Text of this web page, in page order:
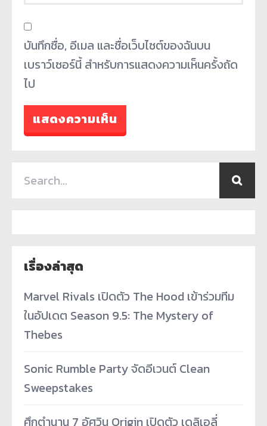
บันทึกชื่อ, อีเมล และชื่อเว็บไซต์ของฉันบน
เบราว์เซอร์นี้ สำหรับการแสดงความเห็นครั้งถัด
ไป
เรื่องล่าสุด
Marvel Rivals เปิดตัว The Hood เข้าร่วมทีม
ในอัปเดต Season 9.5: The Mystery of
Thebes
Sonic Rumble Party จัดอีเวนต์ Clean
Sweepstakes
ศึกตำนาน 7 อัศวิน Origin เปิดตัว เดลิเอลี่